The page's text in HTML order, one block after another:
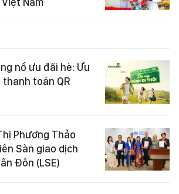
nổ ưu đãi hè: Ưu
toán QR
Phương Thảo
Sàn giao dịch
Đôn (LSE)